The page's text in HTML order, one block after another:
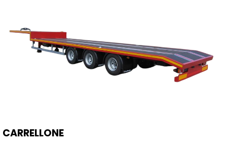
CARRELLONE